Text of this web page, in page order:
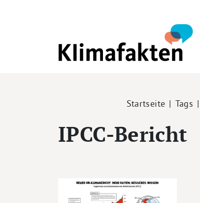
Pfadnavigation
Startseite Tags
IPCC-Bericht